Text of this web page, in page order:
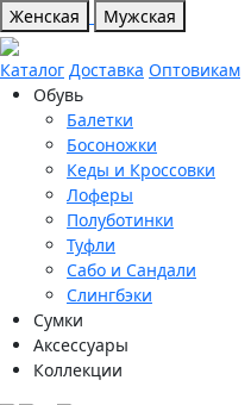
Женская Мужская
Каталог Доставка Оптовикам
Обувь
Балетки
Босоножки
Кеды и Кроссовки
Лоферы
Полуботинки
Туфли
Сабо и Сандали
Слингбэки
Сумки
Аксессуары
Коллекции